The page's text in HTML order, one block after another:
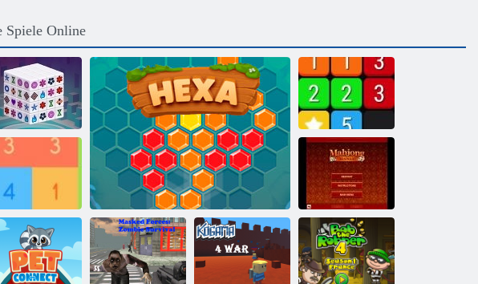
Spiele Online
Dimensions
Vereinen
Holen Sie sich
10
Mahjong Mania